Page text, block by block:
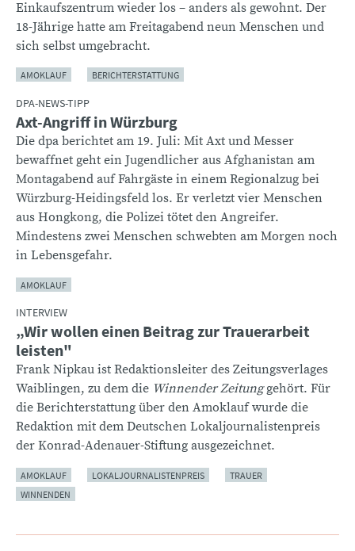
Einkaufszentrum wieder los – anders als gewohnt. Der
18-Jährige hatte am Freitagabend neun Menschen und
sich selbst umgebracht.
AMOKLAUF BERICHTERSTATTUNG
DPA-NEWS-TIPP
Axt-Angriff in Würzburg
Die dpa berichtet am 19. Juli: Mit Axt und Messer
bewaffnet geht ein Jugendlicher aus Afghanistan am
Montagabend auf Fahrgäste in einem Regionalzug bei
Würzburg-Heidingsfeld los. Er verletzt vier Menschen
aus Hongkong, die Polizei tötet den Angreifer.
Mindestens zwei Menschen schwebten am Morgen noch
in Lebensgefahr.
AMOKLAUF
INTERVIEW
„Wir wollen einen Beitrag zur Trauerarbeit
leisten"
Frank Nipkau ist Redaktionsleiter des Zeitungsverlages
Waiblingen, zu dem die Winnender Zeitunggehört. Für
die Berichterstattung über den Amoklauf wurde die
Redaktion mit dem Deutschen Lokaljournalistenpreis
der Konrad-Adenauer-Stiftung ausgezeichnet.
AMOKLAUF LOKALJOURNALISTENPREIS
TRAUER
WINNENDEN